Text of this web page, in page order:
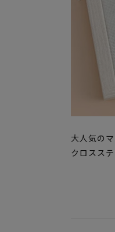
大人気の
クロスス